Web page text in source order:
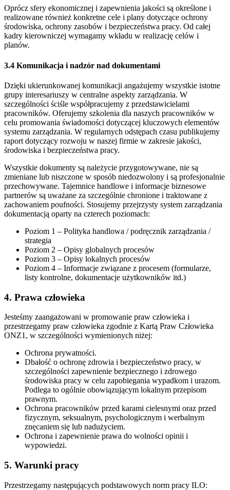
Oprócz sfery ekonomicznej i zapewnienia jakości są określone i
realizowane również konkretne cele i plany dotyczące ochrony
środowiska, ochrony zasobów i bezpieczeństwa pracy. Od całej
kadry kierowniczej wymagamy wkładu w realizację celów i
planów.
3.4 Komunikacja i nadzór nad dokumentami
Dzięki ukierunkowanej komunikacji angażujemy wszystkie istotne
grupy interesariuszy w centralne aspekty zarządzania. W
szczególności ściśle współpracujemy z przedstawicielami
pracowników. Oferujemy szkolenia dla naszych pracowników w
celu promowania świadomości dotyczącej kluczowych elementów
systemu zarządzania. W regularnych odstępach czasu publikujemy
raport dotyczący rozwoju w naszej firmie w zakresie jakości,
środowiska i bezpieczeństwa pracy.
Wszystkie dokumenty są należycie przygotowywane, nie są
zmieniane lub niszczone w sposób niedozwolony i są profesjonalnie
przechowywane. Tajemnice handlowe i informacje biznesowe
partnerów są uważane za szczególnie chronione i traktowane z
zachowaniem poufności. Stosujemy przejrzysty system zarządzania
dokumentacją oparty na czterech poziomach:
Poziom 1 – Polityka handlowa / podręcznik zarządzania /
strategia
Poziom 2 – Opisy globalnych procesów
Poziom 3 – Opisy lokalnych procesów
Poziom 4 – Informacje związane z procesem (formularze,
listy kontrolne, dokumentacje użytkowników itd.)
4. Prawa człowieka
Jesteśmy zaangażowani w promowanie praw człowieka i
przestrzegamy praw człowieka zgodnie z Kartą Praw Człowieka
ONZ1, w szczególności wymienionych niżej:
Ochrona prywatności.
Dbałość o ochronę zdrowia i bezpieczeństwo pracy, w
szczególności zapewnienie bezpiecznego i zdrowego
środowiska pracy w celu zapobiegania wypadkom i urazom.
Podlega to ogólnie obowiązującym lokalnym przepisom
prawnym.
Ochrona pracowników przed karami cielesnymi oraz przed
fizycznym, seksualnym, psychologicznym i werbalnym
znęcaniem się lub nadużyciem.
Ochrona i zapewnienie prawa do wolności opinii i
wypowiedzi.
5. Warunki pracy
Przestrzegamy następujących podstawowych norm pracy ILO: